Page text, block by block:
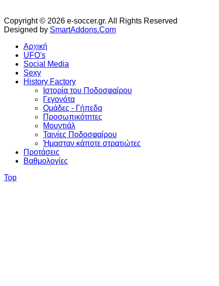
Copyright © 2026 e-soccer.gr. All Rights Reserved
Designed by SmartAddons.Com
Αρχική
UFO's
Social Media
Sexy
History Factory
Ιστορία του Ποδοσφαίρου
Γεγονότα
Ομάδες - Γήπεδα
Προσωπικότητες
Μουντιάλ
Ταινίες Ποδοσφαίρου
Ήμασταν κάποτε στρατιώτες
Προτάσεις
Βαθμολογίες
Top